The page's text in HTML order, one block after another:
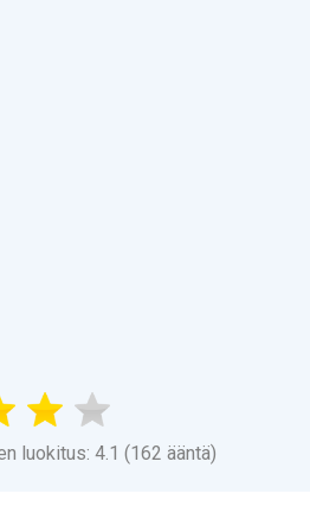
luokitus: 4.1 (162 ääntä)